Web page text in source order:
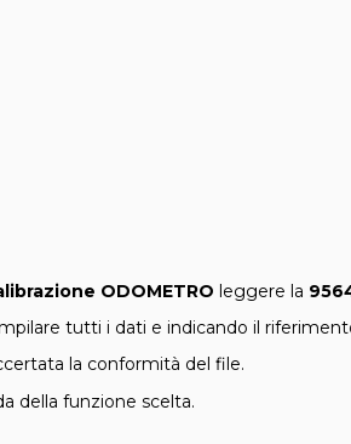
ODOMETRO leggere la
tutti i dati e indicando il
la conformità del file.
della funzione scelta.